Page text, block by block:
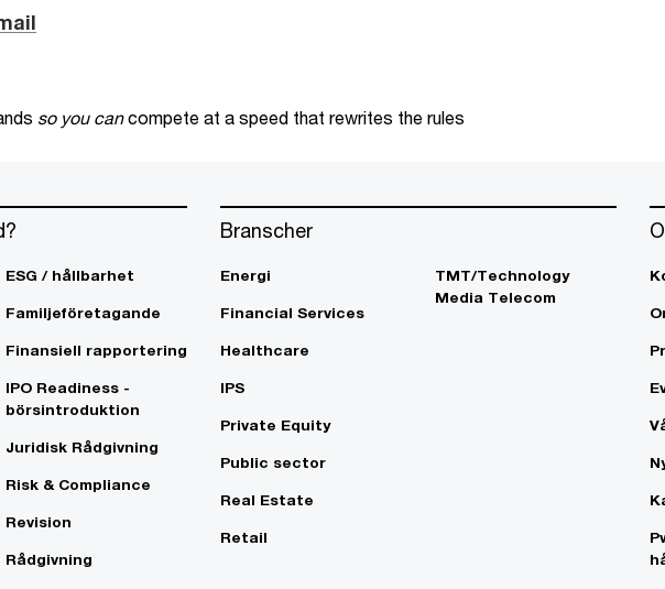
so you can compete at a speed that rewrites the rules
ESG / hållbarhet
Familjeföretagande
Finansiell rapportering
IPO Readiness -
börsintroduktion
Juridisk Rådgivning
Risk & Compliance
Revision
Rådgivning
Branscher
Energi
Financial Services
Healthcare
IPS
Private Equity
Public sector
Real Estate
Retail
TMT/Technology
Media Telecom